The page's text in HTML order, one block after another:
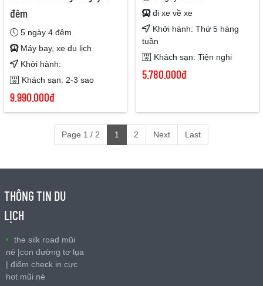
đêm
5 ngày 4 đêm
Máy bay, xe du lịch
Khởi hành:
Khách sạn: 2-3 sao
9.990.000đ
đi xe về xe
Khởi hành: Thứ 5 hàng
tuần
Khách sạn: Tiện nghi
5.780.000đ
Page 1 / 2 1 2 Next Last
THÔNG TIN DU
LỊCH
the silk road mũi
né |con đường tơ lụa
| điểm check in cực
hot mũi né